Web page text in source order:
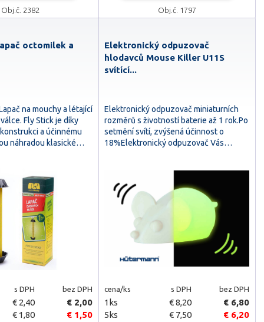
Obj.č. 2382 Obj.č. 1797
octomilek a
na mouchy a létající
Fly Stick je díky
a účinnému
náhradou klasické…
s DPH bez DPH
€ 2,40
€ 2,00
€ 1,80
€ 1,50
Elektronický odpuzovač
hlodavců Mouse Killer U11S
svítící...
Elektronický odpuzovač miniaturních
rozměrů s životností baterie až 1 rok.Po
setmění svítí, zvýšená účinnost o
18%Elektronický odpuzovač Vás…
cena/ks s DPH bez DPH
1ks € 8,20
€ 6,80
5ks
€ 7,50
€ 6,20